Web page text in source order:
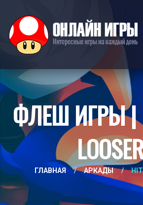
ФЛЕШ ИГРЫ |
ГЛАВНАЯ / АРКАДЫ /